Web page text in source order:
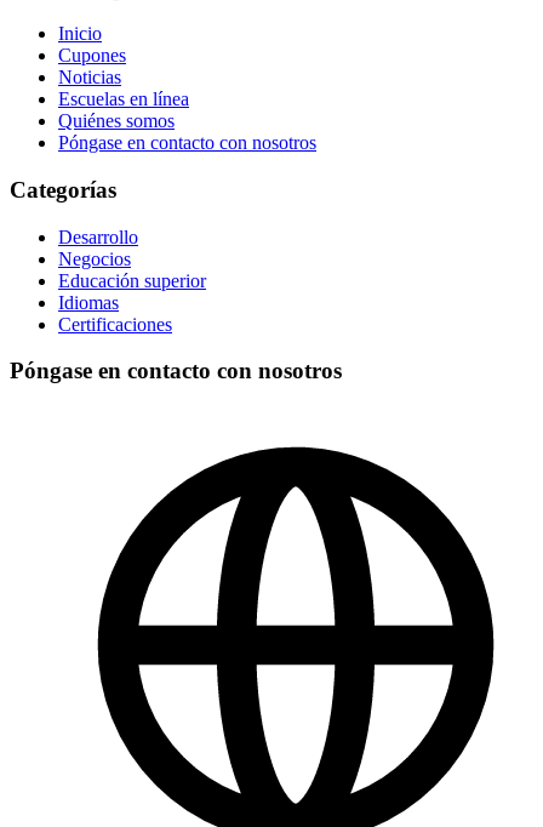
Inicio
Cupones
Noticias
Escuelas en línea
Quiénes somos
Póngase en contacto con nosotros
Categorías
Desarrollo
Negocios
Educación superior
Idiomas
Certificaciones
Póngase en contacto con nosotros